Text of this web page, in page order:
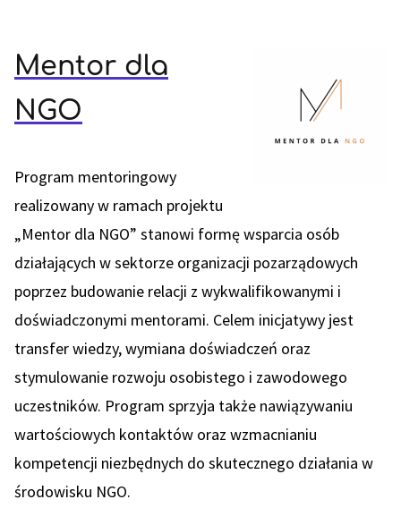
Mentor dla
NGO
Program mentoringowy
realizowany w ramach projektu
„Mentor dla NGO” stanowi formę wsparcia osób
działających w sektorze organizacji pozarządowych
poprzez budowanie relacji z wykwalifikowanymi i
doświadczonymi mentorami. Celem inicjatywy jest
transfer wiedzy, wymiana doświadczeń oraz
stymulowanie rozwoju osobistego i zawodowego
uczestników. Program sprzyja także nawiązywaniu
wartościowych kontaktów oraz wzmacnianiu
kompetencji niezbędnych do skutecznego działania w
środowisku NGO.